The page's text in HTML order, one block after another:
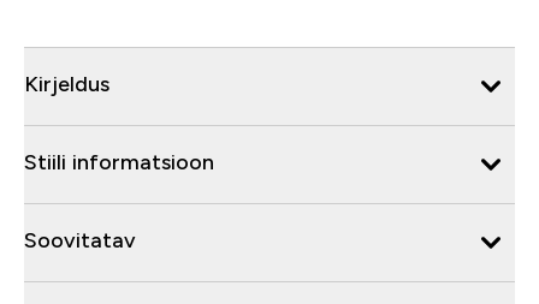
Kirjeldus
Stiili informatsioon
Soovitatav